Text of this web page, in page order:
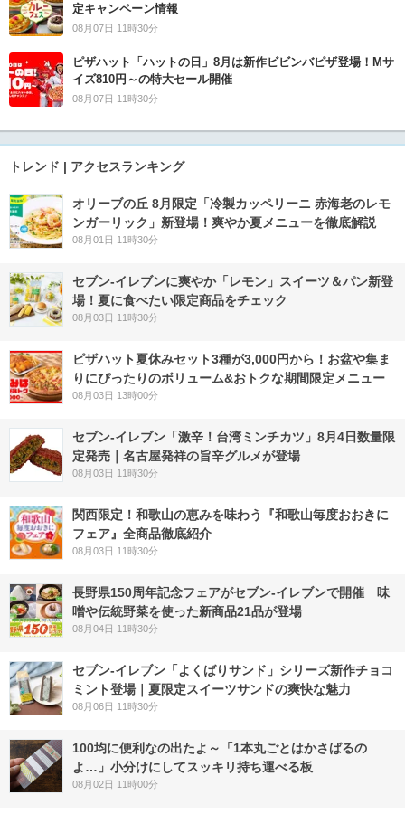
定キャンペーン情報
08月07日 11時30分
ピザハット「ハットの日」8月は新作ビビンバピザ登場！Mサ
イズ810円～の特大セール開催
08月07日 11時30分
トレンド | アクセスランキング
オリーブの丘 8月限定「冷製カッペリーニ 赤海老のレモ
ンガーリック」新登場！爽やか夏メニューを徹底解説
08月01日 11時30分
セブン‐イレブンに爽やか「レモン」スイーツ＆パン新登
場！夏に食べたい限定商品をチェック
08月03日 11時30分
ピザハット夏休みセット3種が3,000円から！お盆や集ま
りにぴったりのボリューム&おトクな期間限定メニュー
08月03日 13時00分
セブン-イレブン「激辛！台湾ミンチカツ」8月4日数量限
定発売｜名古屋発祥の旨辛グルメが登場
08月03日 11時30分
関西限定！和歌山の恵みを味わう『和歌山毎度おおきに
フェア』全商品徹底紹介
08月03日 11時30分
長野県150周年記念フェアがセブン-イレブンで開催 味
噌や伝統野菜を使った新商品21品が登場
08月04日 11時30分
セブン‐イレブン「よくばりサンド」シリーズ新作チョコ
ミント登場｜夏限定スイーツサンドの爽快な魅力
08月06日 11時30分
100均に便利なの出たよ～「1本丸ごとはかさばるの
よ…」小分けにしてスッキリ持ち運べる板
08月02日 11時00分